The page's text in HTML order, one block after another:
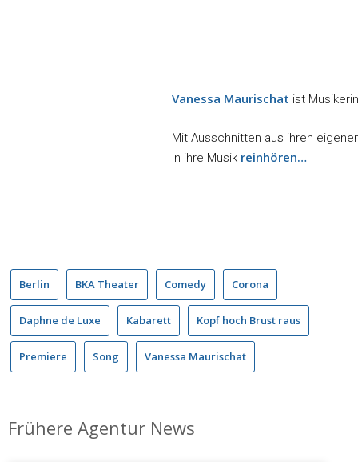
Vanessa Maurischat ist
Mit Ausschnitten aus ihren
In ihre Musik reinhören…
Berlin BKA Theater Comedy Corona
Daphne de Luxe Kabarett Kopf hoch Brust raus
Premiere Song Vanessa Maurischat